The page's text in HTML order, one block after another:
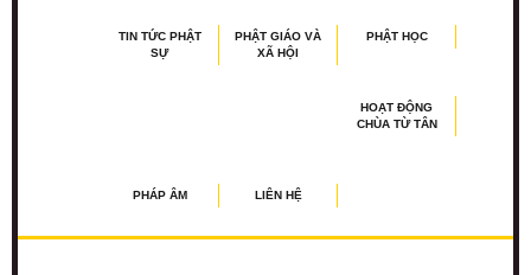
TIN TỨC PHẬT
SỰ
PHẬT GIÁO VÀ
XÃ HỘI
PHẬT HỌC
HOẠT ĐỘNG
CHÙA TỪ TÂN
PHÁP ÂM LIÊN HỆ